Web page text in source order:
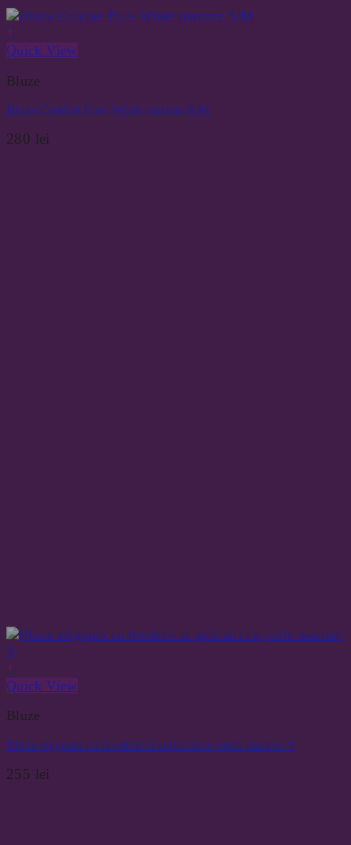
Quick View
Bluze
Bluza Crochet Pure White marime S/M
280 lei
Quick View
Bluze
Bluza eleganta cu broderii si aplicatii cu perle marime S
255 lei